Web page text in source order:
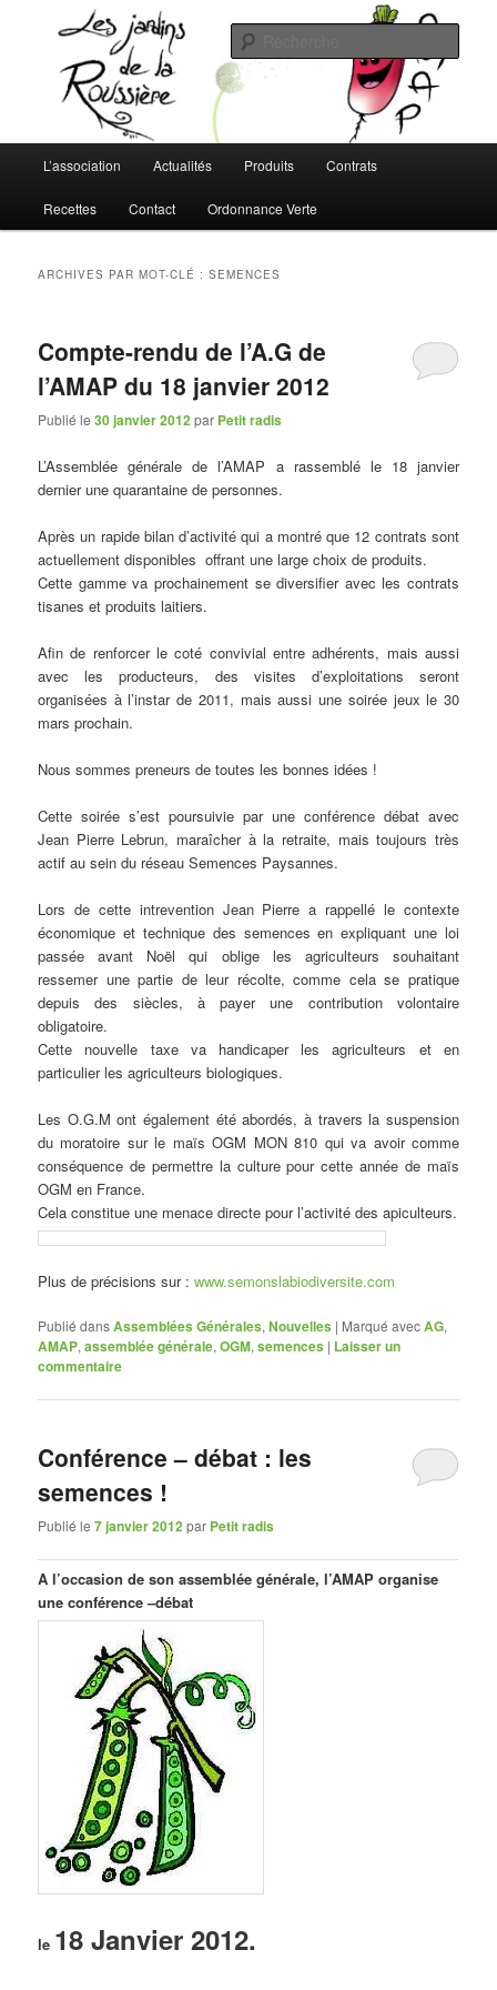
secondaireLes Jardins de la Roussière
L'AMAP de Montreuil-Juigné !
principal
L’association Actualités Produits Contrats
Recettes Contact Ordonnance Verte
ARCHIVES PAR MOT-CLÉ :SEMENCES
Compte-rendu de l’A.G de
l’AMAP du 18 janvier 2012
Publié le30 janvier 2012par Petit radis
L’Assemblée générale de l’AMAP a rassemblé le 18 janvier
dernier une quarantaine de personnes.
Après un rapide bilan d’activité qui a montré que 12 contrats sont
actuellement disponibles offrant une large choix de produits.
Cette gamme va prochainement se diversifier avec les contrats
tisanes et produits laitiers.
Afin de renforcer le coté convivial entre adhérents, mais aussi
avec les producteurs, des visites d’exploitations seront
organisées à l’instar de 2011, mais aussi une soirée jeux le 30
mars prochain.
Nous sommes preneurs de toutes les bonnes idées !
Cette soirée s’est poursuivie par une conférence débat avec
Jean Pierre Lebrun, maraîcher à la retraite, mais toujours très
actif au sein du réseau Semences Paysannes.
Lors de cette intrevention Jean Pierre a rappellé le contexte
économique et technique des semences en expliquant une loi
passée avant Noël qui oblige les agriculteurs souhaitant
ressemer une partie de leur récolte, comme cela se pratique
depuis des siècles, à payer une contribution volontaire
obligatoire.
Cette nouvelle taxe va handicaper les agriculteurs et en
particulier les agriculteurs biologiques.
Les O.G.M ont également été abordés, à travers la suspension
du moratoire sur le maïs OGM MON 810 qui va avoir comme
conséquence de permettre la culture pour cette année de maïs
OGM en France.
Cela constitue une menace directe pour l’activité des apiculteurs.
Plus de précisions sur :www.semonslabiodiversite.com
Publié dansAssemblées Générales,Nouvelles | Marqué avecAG,
AMAP,assemblée générale,OGM,semences | Laisser un
commentaire
Conférence – débat : les
semences !
Publié le7 janvier 2012par Petit radis
A l’occasion de son assemblée générale, l’AMAP organise
une conférence –débat
le 18 Janvier 2012.